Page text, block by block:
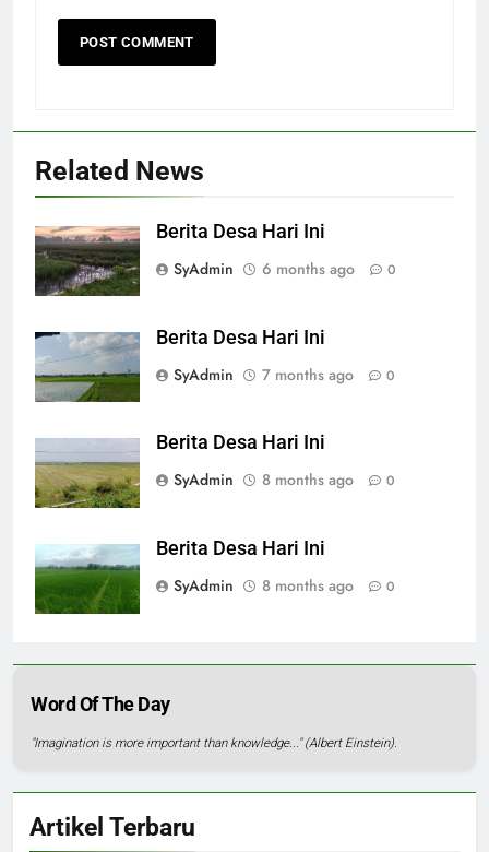
Related News
Berita Desa Hari Ini
SyAdmin
6 months ago 0
Berita Desa Hari Ini
SyAdmin
7 months ago 0
Berita Desa Hari Ini
SyAdmin
8 months ago 0
Berita Desa Hari Ini
SyAdmin
8 months ago 0
Word Of The Day
"Imagination is more important than knowledge..." (Albert Einstein).
Artikel Terbaru